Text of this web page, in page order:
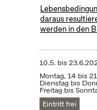
daraus
werden in den
10.5. bis
Montag, 14 bis
Dienstag bis
Freitag bis
Eintritt frei